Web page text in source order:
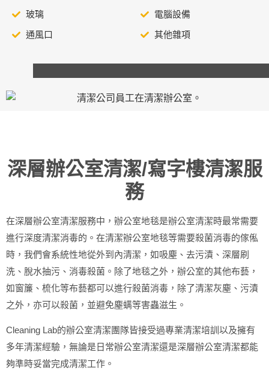
玻璃
通風口
電腦設備
其他雜項
深層辦公室清潔/寫字樓清潔服
務
在深層辦公室清潔服務中，辦公室地毯是辦公室清潔時最常需要
進行深度清潔消毒的。在清潔辦公室地毯等需要殺菌消毒的傢俬
時，我們會系統性地從外到內清潔，如吸塵、去污漬、深層刷
洗、脫水抽污、消毒殺菌。除了地毯之外，辦公室的其他布藝，
如窗簾、梳化等布藝都可以進行殺菌消毒，除了清潔灰塵、污漬
之外，亦可以殺菌，並避免塵螨等害蟲滋生。
Cleaning Lab的辦公室清潔團隊皆接受過專業清潔培訓以及擁有
多年清潔經驗，無論是日常辦公室清潔還是深層辦公室清潔都能
夠準時妥當完成清潔工作。